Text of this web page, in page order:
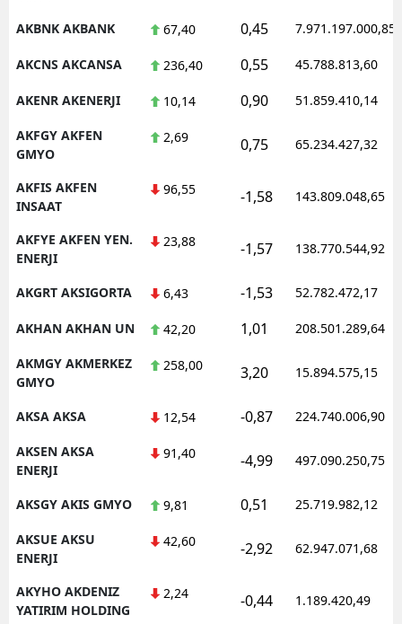
AKBNK AKBANK 67,40 0,45 7.971.197.000,85
AKCNS AKCANSA 236,40 0,55 45.788.813,60
AKENR AKENERJI 10,14 0,90 51.859.410,14
AKFGY AKFEN
GMYO
2,69 0,75 65.234.427,32
AKFIS AKFEN
INSAAT
96,55 -1,58 143.809.048,65
AKFYE AKFEN YEN.
ENERJI
23,88 -1,57 138.770.544,92
AKGRT AKSIGORTA 6,43 -1,53 52.782.472,17
AKHAN AKHAN UN 42,20 1,01 208.501.289,64
AKMGY AKMERKEZ
GMYO
258,00 3,20 15.894.575,15
AKSA AKSA 12,54 -0,87 224.740.006,90
AKSEN AKSA
ENERJI
91,40 -4,99 497.090.250,75
AKSGY AKIS GMYO 9,81 0,51 25.719.982,12
AKSUE AKSU
ENERJI
42,60 -2,92 62.947.071,68
AKYHO AKDENIZ
YATIRIM HOLDING
2,24 -0,44 1.189.420,49